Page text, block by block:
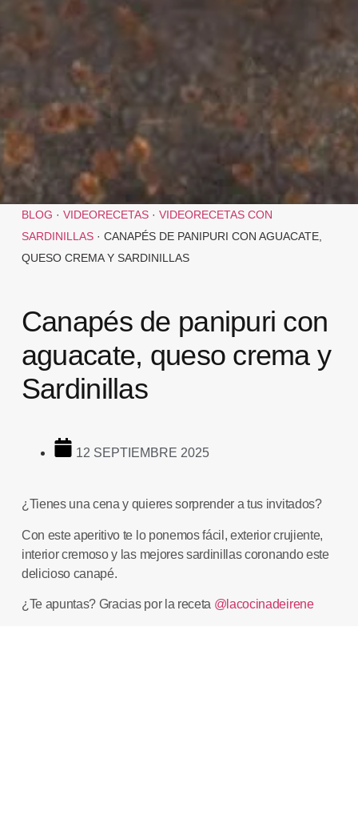
BLOG · VIDEORECETAS· VIDEORECETAS CON
SARDINILLAS· CANAPÉS DE PANIPURI CON AGUACATE,
QUESO CREMA Y SARDINILLAS
Canapés de panipuri con
aguacate, queso crema y
Sardinillas
12 SEPTIEMBRE 2025
¿Tienes una cena y quieres sorprender a tus invitados?
Con este aperitivo te lo ponemos fácil, exterior crujiente,
interior cremoso y las mejores sardinillas coronando este
delicioso canapé.
¿Te apuntas? Gracias por la receta @lacocinadeirene